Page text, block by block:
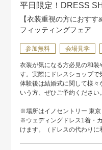
平日限定！DRESS
【衣装重視の方におす
フィッティングフェア
参加無料 会場見学
衣装が気になる方必見の和
す。実際にドレスショップで
体験後は結婚式に関して様々
いう方、ぜひご予約ください。
※場所はイノセントリー 東京
※ウェディングドレス1着・
けます。（ドレスの代わりに